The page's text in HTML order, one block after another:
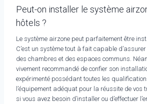
Peut-on installer le système
hôtels ?
Le système airzone peut parfaitement être
C’est un système tout à fait capable
des chambres et des espaces communs.
vivement recommandé de confier son
expérimenté possédant toutes les
l’équipement adéquat pour la réussite de vos
si vous avez besoin d’installer ou d’effectuer